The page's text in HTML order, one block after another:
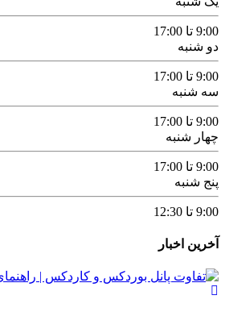
9:00 تا 17:00
دو شنبه
9:00 تا 17:00
سه شنبه
9:00 تا 17:00
چهار شنبه
9:00 تا 17:00
پنج شنبه
9:00 تا 12:30
آخرین اخبار